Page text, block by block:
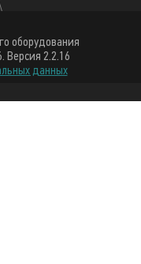
оборудования
Версия 2.2.16
данных